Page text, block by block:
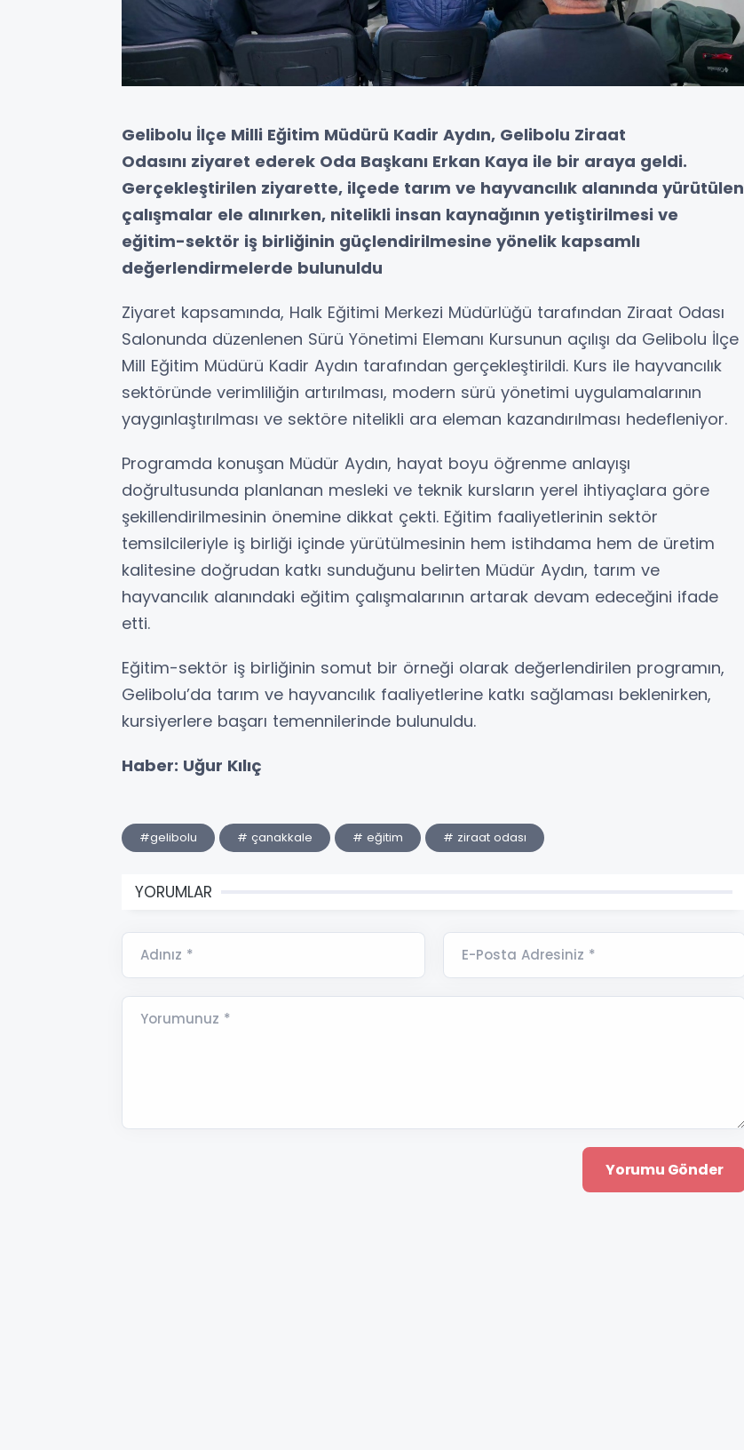
Gelibolu İlçe Milli Eğitim Müdürü Kadir Aydın, Gelibolu Ziraat
Odasını ziyaret ederek Oda Başkanı Erkan Kaya ile bir araya geldi.
Gerçekleştirilen ziyarette, ilçede tarım ve hayvancılık alanında yürütülen
çalışmalar ele alınırken, nitelikli insan kaynağının yetiştirilmesi ve
eğitim-sektör iş birliğinin güçlendirilmesine yönelik kapsamlı
değerlendirmelerde bulunuldu
Ziyaret kapsamında, Halk Eğitimi Merkezi Müdürlüğü tarafından Ziraat Odası
Salonunda düzenlenen Sürü Yönetimi Elemanı Kursunun açılışı da Gelibolu İlçe
Mill Eğitim Müdürü Kadir Aydın tarafından gerçekleştirildi. Kurs ile hayvancılık
sektöründe verimliliğin artırılması, modern sürü yönetimi uygulamalarının
yaygınlaştırılması ve sektöre nitelikli ara eleman kazandırılması hedefleniyor.
Programda konuşan Müdür Aydın, hayat boyu öğrenme anlayışı
doğrultusunda planlanan mesleki ve teknik kursların yerel ihtiyaçlara göre
şekillendirilmesinin önemine dikkat çekti. Eğitim faaliyetlerinin sektör
temsilcileriyle iş birliği içinde yürütülmesinin hem istihdama hem de üretim
kalitesine doğrudan katkı sunduğunu belirten Müdür Aydın, tarım ve
hayvancılık alanındaki eğitim çalışmalarının artarak devam edeceğini ifade
etti.
Eğitim-sektör iş birliğinin somut bir örneği olarak değerlendirilen programın,
Gelibolu’da tarım ve hayvancılık faaliyetlerine katkı sağlaması beklenirken,
kursiyerlere başarı temennilerinde bulunuldu.
Haber: Uğur Kılıç
#gelibolu # çanakkale # eğitim # ziraat odası
YORUMLAR
Adınız * E-Posta Adresiniz *
Yorumunuz *